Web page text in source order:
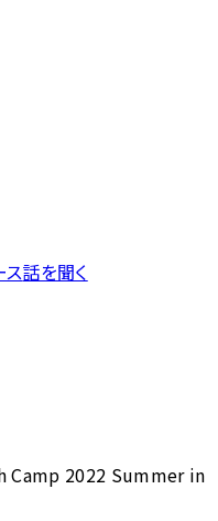
ス話を聞く
Camp 2022 Summer in